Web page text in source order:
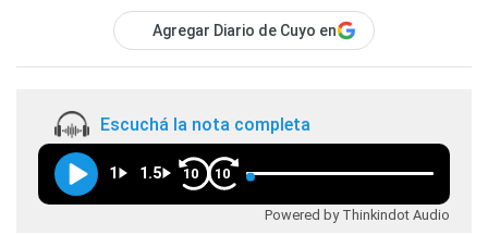
Agregar Diario de Cuyo en
Escuchá la nota completa
1 1.5 10 10
Powered by Thinkindot Audio